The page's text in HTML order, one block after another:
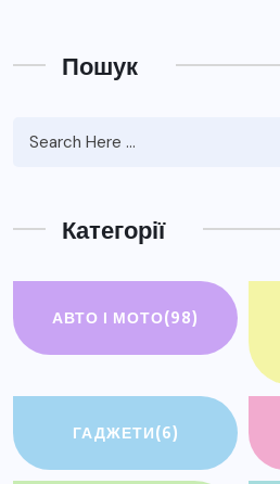
Пошук
Категорії
АВТО І МОТО(98)
ГАДЖЕТИ(6)